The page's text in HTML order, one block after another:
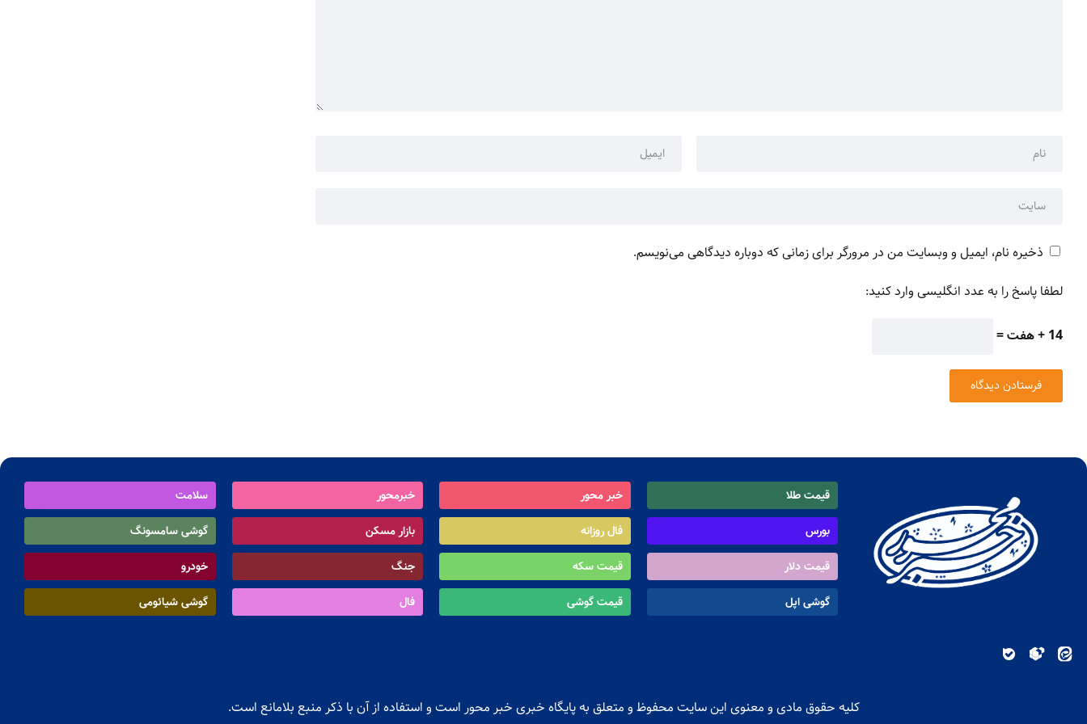
ذخیره نام، ایمیل و وبسایت من در مرورگر برای زمانی که دوباره دیدگاهی می‌نویسم.
لطفا پاسخ را به عدد انگلیسی وارد کنید:
14 + هفت =
قیمت طلا خبر محور خبرمحور
سلامت
بورس
فال روزانه بازار مسکن
گوشی سامسونگ
قیمت دلار
قیمت سکه جنگ
خودرو
گوشی اپل
قیمت گوشی فال گوشی شیائومی
کلیه حقوق مادی و معنوی این سایت محفوظ و متعلق به پایگاه خبری خبر محور است و استفاده از آن با ذکر منبع بلامانع است.